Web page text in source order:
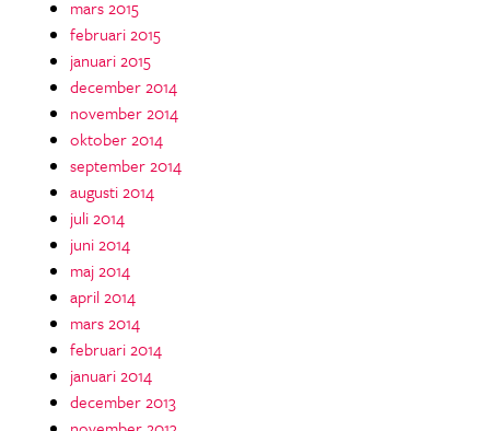
mars 2015
februari 2015
januari 2015
december 2014
november 2014
oktober 2014
september 2014
augusti 2014
juli 2014
juni 2014
maj 2014
april 2014
mars 2014
februari 2014
januari 2014
december 2013